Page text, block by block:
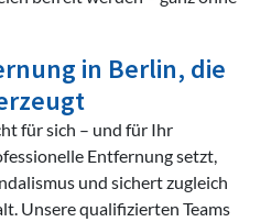
in Berlin, die
für sich – und für Ihr
Entfernung setzt,
und sichert zugleich
Unsere qualifizierten Teams